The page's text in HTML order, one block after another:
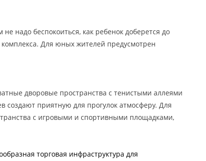
надо беспокоиться, как ребенок доберется до
Для юных жителей предусмотрен
дворовые пространства с тенистыми аллеями
создают приятную для прогулок атмосферу. Для
с игровыми и спортивными площадками,
торговая инфраструктура для